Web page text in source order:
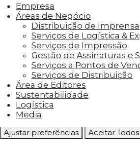
funcionalidades, como
conteúdo do site em
media, coletar feedbacks e
terceiros.
Cookies Marketing
Os cookies de marketing são
entregar aos visitantes
personalizados com base
visitaram antes e analisar a
campanha publicitária.
Ajustar preferências Aceitar Todos
Empresa
Áreas de Negócio
Distribuição de Imprensa
Serviços de Logística &
Serviços de Impressão
Gestão de Assinaturas e
Serviços a Pontos de
Serviços de Distribuição
Área de Editores
Sustentabilidade
Logística
Media